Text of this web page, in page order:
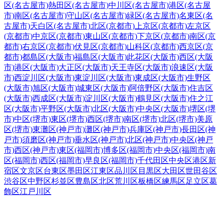
区(名古屋市)熱田区(名古屋市)中川区(名古屋市)港区(名古屋
市)南区(名古屋市)守山区(名古屋市)緑区(名古屋市)名東区(名
古屋市)天白区(名古屋市)北区(京都市) 上京区(京都市)左京区
(京都市)中京区(京都市)東山区(京都市)下京区(京都市)南区(京
都市)右京区(京都市)伏見区(京都市)山科区(京都市)西京区(京
都市)都島区(大阪市)福島区(大阪市)此花区(大阪市)西区(大阪
市)港区(大阪市)大正区(大阪市)天王寺区(大阪市)浪速区(大阪
市)西淀川区(大阪市)東淀川区(大阪市)東成区(大阪市)生野区
(大阪市)旭区(大阪市)城東区(大阪市)阿倍野区(大阪市)住吉区
(大阪市)西成区(大阪市)淀川区(大阪市)鶴見区(大阪市)住之江
区(大阪市)平野区(大阪市)北区(大阪市)中央区(大阪市)堺区(堺
市)中区(堺市)東区(堺市)西区(堺市)南区(堺市)北区(堺市)美原
区(堺市)東灘区(神戸市)灘区(神戸市)兵庫区(神戸市)長田区(神
戸市)須磨区(神戸市)垂水区(神戸市)北区(神戸市)中央区(神戸
市)西区(神戸市)東区(福岡市)博多区(福岡市)中央区(福岡市)南
区(福岡市)西区(福岡市)早良区(福岡市)千代田区中央区港区新
宿区文京区台東区墨田区江東区品川区 目黒区大田区世田谷区
渋谷区中野区杉並区豊島区北区荒川区板橋区練馬区足立区葛
飾区江戸川区